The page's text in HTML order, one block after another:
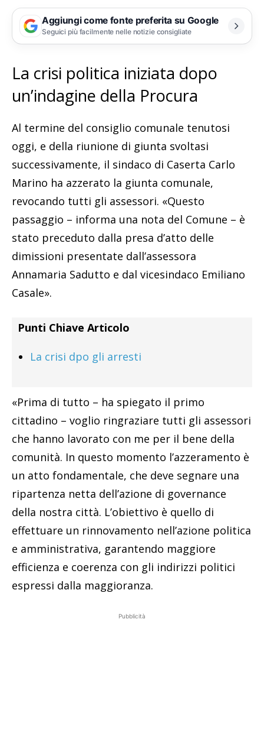
Aggiungi come fonte preferita su Google
Seguici più facilmente nelle notizie consigliate
La crisi politica iniziata dopo
un’indagine della Procura
Al termine del consiglio comunale tenutosi
oggi, e della riunione di giunta svoltasi
successivamente, il sindaco di Caserta Carlo
Marino ha azzerato la giunta comunale,
revocando tutti gli assessori. «Questo
passaggio – informa una nota del Comune – è
stato preceduto dalla presa d’atto delle
dimissioni presentate dall’assessora
Annamaria Sadutto e dal vicesindaco Emiliano
Casale».
Punti Chiave Articolo
La crisi dpo gli arresti
«Prima di tutto – ha spiegato il primo
cittadino – voglio ringraziare tutti gli assessori
che hanno lavorato con me per il bene della
comunità. In questo momento l’azzeramento è
un atto fondamentale, che deve segnare una
ripartenza netta dell’azione di governance
della nostra città. L’obiettivo è quello di
effettuare un rinnovamento nell’azione politica
e amministrativa, garantendo maggiore
efficienza e coerenza con gli indirizzi politici
espressi dalla maggioranza.
Pubblicità